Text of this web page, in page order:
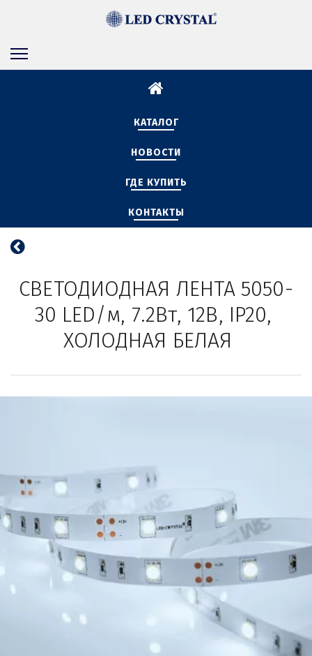
КАТАЛОГ
НОВОСТИ
ГДЕ КУПИТЬ
КОНТАКТЫ
СВЕТОДИОДНАЯ ЛЕНТА 5050-
30 LED/м, 7.2Вт, 12В, IP20,
ХОЛОДНАЯ БЕЛАЯ